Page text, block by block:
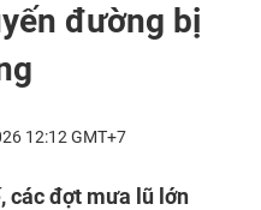
đường bị
12:12 GMT+7
các đợt mưa lũ lớn